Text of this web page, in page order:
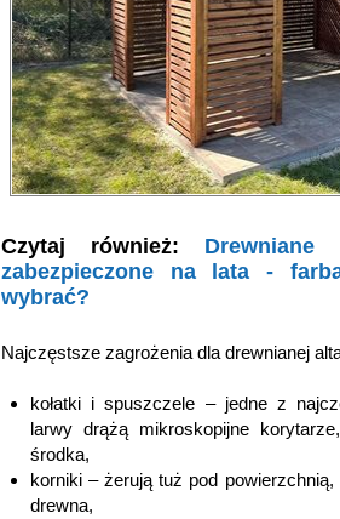
Czytaj również:
zabezpieczone na lata -
wybrać?
Najczęstsze zagrożenia dla drewnianej
kołatki i spuszczele – jedne z
larwy drążą mikroskopijne
środka,
korniki – żerują tuż pod
drewna,